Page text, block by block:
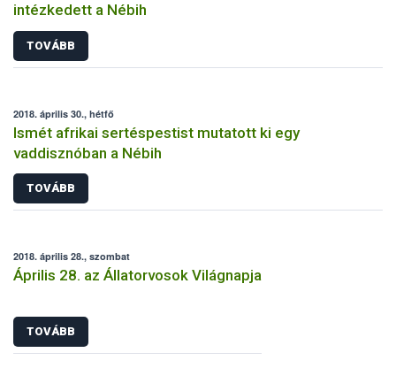
intézkedett a Nébih
TOVÁBB
2018. április 30., hétfő
Ismét afrikai sertéspestist mutatott ki egy
vaddisznóban a Nébih
TOVÁBB
2018. április 28., szombat
Április 28. az Állatorvosok Világnapja
TOVÁBB